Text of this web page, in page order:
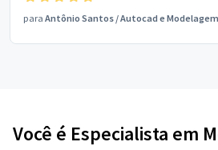
para Antônio Santos /Autocad e Modelagem
Você é Especialista em